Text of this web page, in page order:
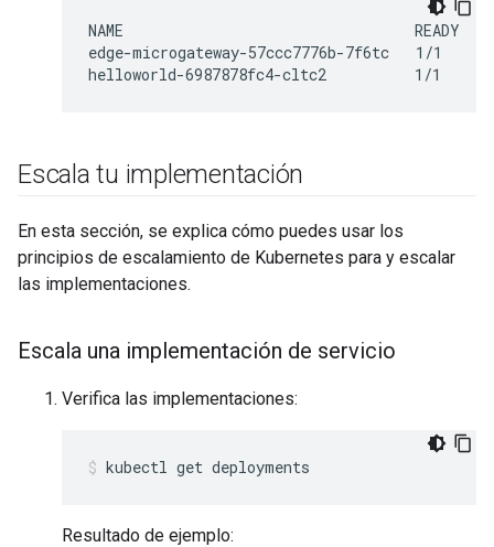
NAME                                 READY
edge-microgateway-57ccc7776b-7f6tc   1/1
Escala tu implementación
En esta sección, se explica cómo puedes usar los
principios de escalamiento de Kubernetes para y escalar
las implementaciones.
Escala una implementación de servicio
Verifica las implementaciones:
kubectl get deployments
Resultado de ejemplo: